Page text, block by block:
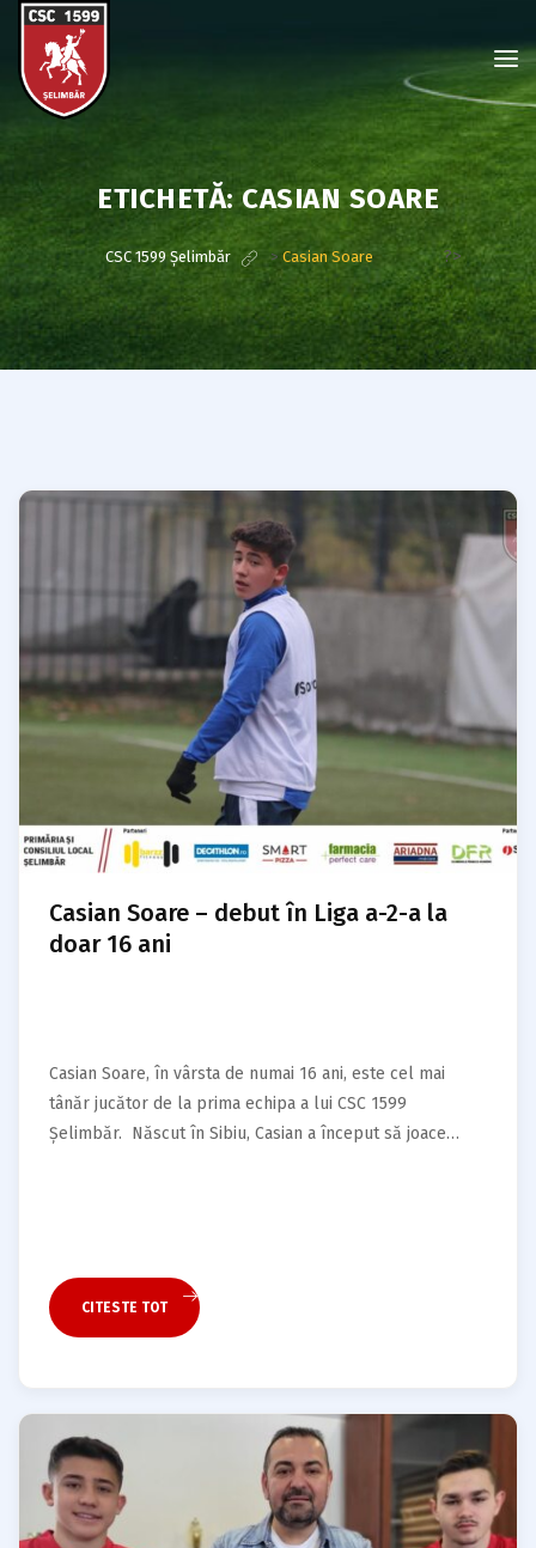
ETICHETĂ:CASIAN SOARE
CSC 1599 Șelimbăr > Casian Soare ?>
Casian Soare – debut în Liga a-2-a la
doar 16 ani
Casian Soare, în vârsta de numai 16 ani, este cel mai
tânăr jucător de la prima echipa a lui CSC 1599
Șelimbăr. Născut în Sibiu, Casian a început să joace
CITESTE TOT